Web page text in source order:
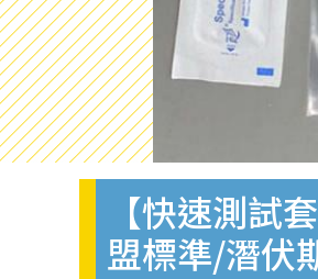
【快速測試
盟標準/潛伏